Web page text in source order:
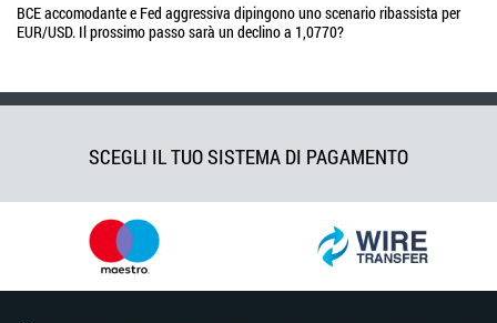
BCE accomodante e Fed aggressiva dipingono uno scenario ribassista per
EUR/USD. Il prossimo passo sarà un declino a 1,0770?
SCEGLI IL TUO SISTEMA DI PAGAMENTO